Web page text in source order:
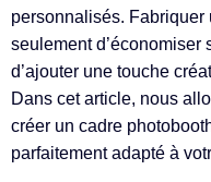
personnalisés. Fabriquer
seulement d’économiser
d’ajouter une touche
Dans cet article, nous
créer un cadre
parfaitement adapté à